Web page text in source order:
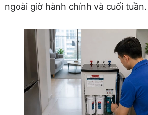
ngoài giờ hành chính và cuối tuần.